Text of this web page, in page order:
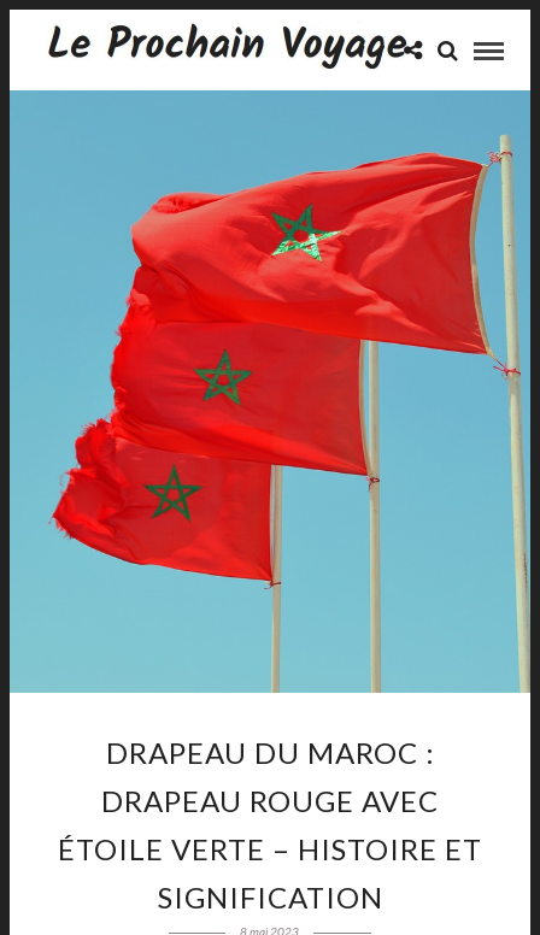
DRAPEAU DU MAROC :
DRAPEAU ROUGE AVEC
ÉTOILE VERTE – HISTOIRE ET
SIGNIFICATION
8 mai 2023